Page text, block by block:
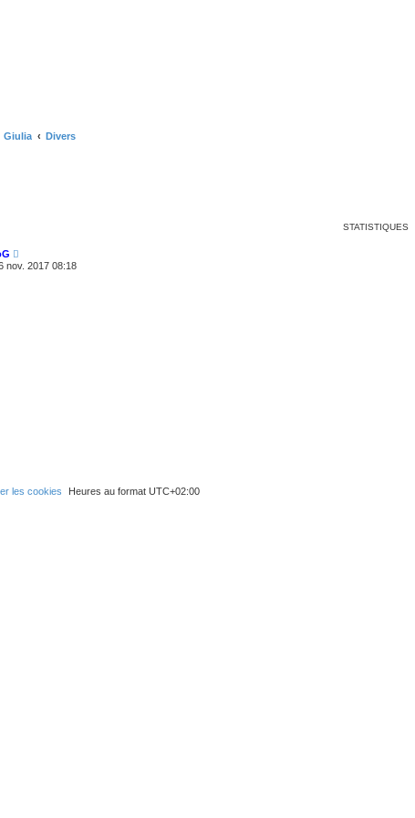
Giulia Divers
STATISTIQUES
nov. 2017 08:18
les cookies Heures au format UTC+02:00